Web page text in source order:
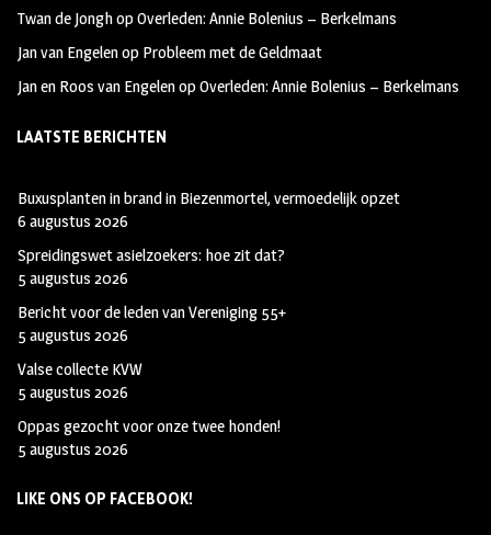
Twan de JonghopOverleden: Annie Bolenius – Berkelmans
Jan van Engelenop Probleem met de Geldmaat
Jan en Roos van EngelenopOverleden: Annie Bolenius – Berkelmans
LAATSTE BERICHTEN
Buxusplanten in brand in Biezenmortel, vermoedelijk opzet
6 augustus 2026
Spreidingswet asielzoekers: hoe zit dat?
5 augustus 2026
Bericht voor de leden van Vereniging 55+
5 augustus 2026
Valse collecte KVW
5 augustus 2026
Oppas gezocht voor onze twee honden!
5 augustus 2026
LIKE ONS OP FACEBOOK!